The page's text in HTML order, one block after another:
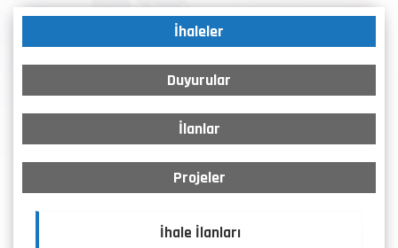
İhaleler
Duyurular
İlanlar
Projeler
İhale İlanları